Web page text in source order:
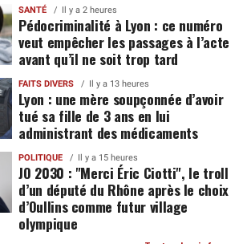
SANTÉ Il y a 2 heures
Pédocriminalité à Lyon : ce numéro
veut empêcher les passages à l’acte
avant qu’il ne soit trop tard
FAITS DIVERS Il y a 13 heures
Lyon : une mère soupçonnée d’avoir
tué sa fille de 3 ans en lui
administrant des médicaments
POLITIQUE Il y a 15 heures
JO 2030 : "Merci Éric Ciotti", le troll
d’un député du Rhône après le choix
d’Oullins comme futur village
olympique